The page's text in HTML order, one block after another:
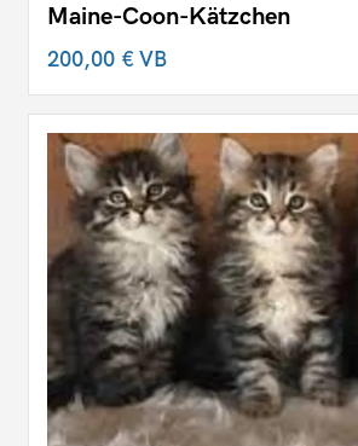
Maine-Coon-Kätzchen
200,00 €VB